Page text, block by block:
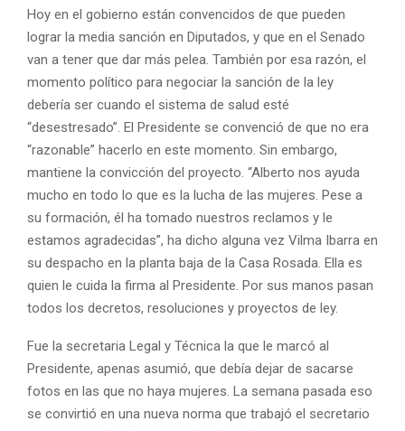
Hoy en el gobierno están convencidos de que pueden
lograr la media sanción en Diputados, y que en el Senado
van a tener que dar más pelea. También por esa razón, el
momento político para negociar la sanción de la ley
debería ser cuando el sistema de salud esté
“desestresado”. El Presidente se convenció de que no era
“razonable” hacerlo en este momento. Sin embargo,
mantiene la convicción del proyecto. “Alberto nos ayuda
mucho en todo lo que es la lucha de las mujeres. Pese a
su formación, él ha tomado nuestros reclamos y le
estamos agradecidas”, ha dicho alguna vez Vilma Ibarra en
su despacho en la planta baja de la Casa Rosada. Ella es
quien le cuida la firma al Presidente. Por sus manos pasan
todos los decretos, resoluciones y proyectos de ley.
Fue la secretaria Legal y Técnica la que le marcó al
Presidente, apenas asumió, que debía dejar de sacarse
fotos en las que no haya mujeres. La semana pasada eso
se convirtió en una nueva norma que trabajó el secretario